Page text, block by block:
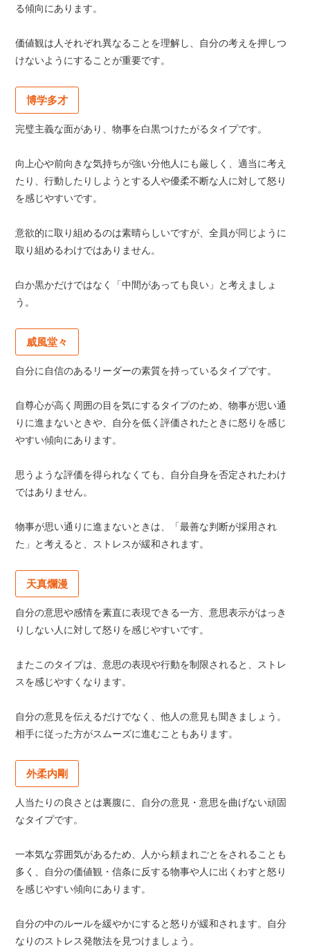
る傾向にあります。
価値観は人それぞれ異なることを理解し、自分の考えを押しつ
けないようにすることが重要です。
博学多才
完璧主義な面があり、物事を白黒つけたがるタイプです。
向上心や前向きな気持ちが強い分他人にも厳しく、適当に考え
たり、行動したりしようとする人や優柔不断な人に対して怒り
を感じやすいです。
意欲的に取り組めるのは素晴らしいですが、全員が同じように
取り組めるわけではありません。
白か黒かだけではなく「中間があっても良い」と考えましょ
う。
威風堂々
自分に自信のあるリーダーの素質を持っているタイプです。
自尊心が高く周囲の目を気にするタイプのため、物事が思い通
りに進まないときや、自分を低く評価されたときに怒りを感じ
やすい傾向にあります。
思うような評価を得られなくても、自分自身を否定されたわけ
ではありません。
物事が思い通りに進まないときは、「最善な判断が採用され
た」と考えると、ストレスが緩和されます。
天真爛漫
自分の意思や感情を素直に表現できる一方、意思表示がはっき
りしない人に対して怒りを感じやすいです。
またこのタイプは、意思の表現や行動を制限されると、ストレ
スを感じやすくなります。
自分の意見を伝えるだけでなく、他人の意見も聞きましょう。
相手に従った方がスムーズに進むこともあります。
外柔内剛
人当たりの良さとは裏腹に、自分の意見・意思を曲げない頑固
なタイプです。
一本気な雰囲気があるため、人から頼まれごとをされることも
多く、自分の価値観・信条に反する物事や人に出くわすと怒り
を感じやすい傾向にあります。
自分の中のルールを緩やかにすると怒りが緩和されます。自分
なりのストレス発散法を見つけましょう。